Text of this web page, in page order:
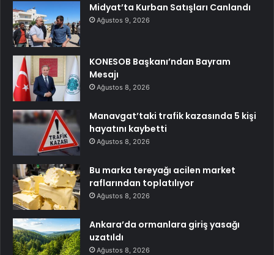
Midyat’ta Kurban Satışları Canlandı
Ağustos 9, 2026
KONESOB Başkanı’ndan Bayram
Mesajı
Ağustos 8, 2026
Manavgat’taki trafik kazasında 5 kişi
hayatını kaybetti
Ağustos 8, 2026
Bu marka tereyağı acilen market
raflarından toplatılıyor
Ağustos 8, 2026
Ankara’da ormanlara giriş yasağı
uzatıldı
Ağustos 8, 2026